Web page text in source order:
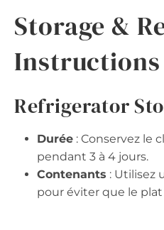
Storage &
Instructions
Refrigerator
Durée : Conservez le
pendant 3 à 4 jours.
Contenants : Utilisez
pour éviter que le